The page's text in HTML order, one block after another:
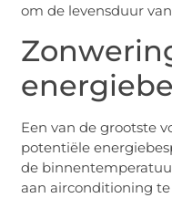
om de levensduur
Een van de grootste
potentiële
de
aan airconditioning